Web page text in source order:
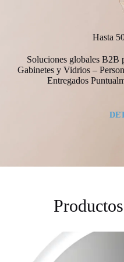
Hasta
Soluciones globales B2B
Gabinetes y Vidrios –
Entregados